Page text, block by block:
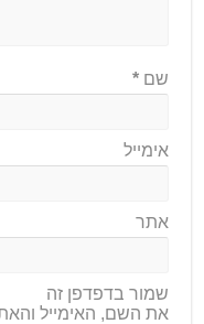
שם*
אימייל
אתר
שמור בדפדפן זה
את השם, האימייל